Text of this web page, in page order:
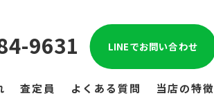
9631 LINEでお問い合わせ
査定員 よくある質問 当店の特徴